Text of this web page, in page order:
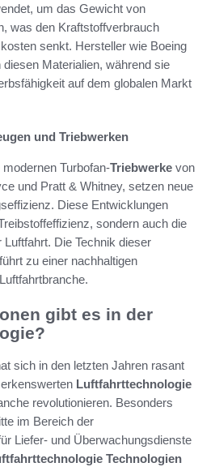
um das Gewicht von
was den Kraftstoffverbrauch
senkt. Hersteller wie Boeing
Materialien, während sie
auf dem globalen Markt
und Triebwerken
modernen Turbofan-Triebwerke von
und Pratt & Whitney, setzen neue
Diese Entwicklungen
sondern auch die
Die Technik dieser
führt zu einer nachhaltigen
gibt es in der
sich in den letzten Jahren rasant
Luftfahrttechnologie
revolutionieren. Besonders
im Bereich der
Liefer- und Überwachungsdienste
Technologien